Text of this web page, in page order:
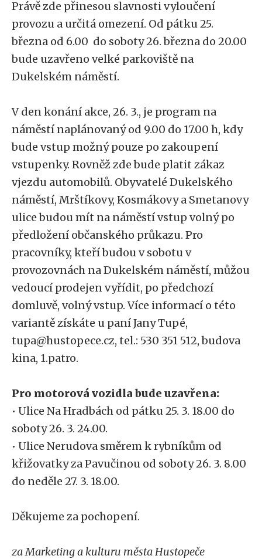
Právě zde přinesou slavnosti vyloučení
provozu a určitá omezení. Od pátku 25.
března od 6.00 do soboty 26. března do 20.00
bude uzavřeno velké parkoviště na
Dukelském náměstí.
V den konání akce, 26. 3., je program na
náměstí naplánovaný od 9.00 do 17.00 h, kdy
bude vstup možný pouze po zakoupení
vstupenky. Rovněž zde bude platit zákaz
vjezdu automobilů. Obyvatelé Dukelského
náměstí, Mrštíkovy, Kosmákovy a Smetanovy
ulice budou mít na náměstí vstup volný po
předložení občanského průkazu. Pro
pracovníky, kteří budou v sobotu v
provozovnách na Dukelském náměstí, můžou
vedoucí prodejen vyřídit, po předchozí
domluvě, volný vstup. Více informací o této
variantě získáte u paní Jany Tupé,
tupa@hustopece.cz, tel.: 530 351 512, budova
kina, 1.patro.
Pro motorová vozidla bude uzavřena:
• Ulice Na Hradbách od pátku 25. 3. 18.00 do
soboty 26. 3. 24.00.
• Ulice Nerudova směrem k rybníkům od
křižovatky za Pavučinou od soboty 26. 3. 8.00
do neděle 27. 3. 18.00.
Děkujeme za pochopení.
za Marketing a kulturu města Hustopeče